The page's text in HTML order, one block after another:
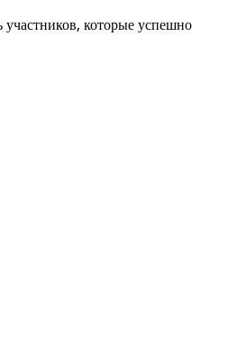
участников, которые успешно